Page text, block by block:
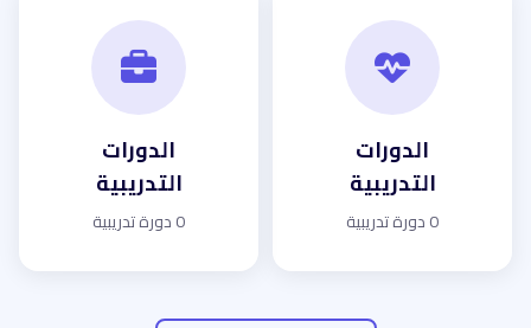
الدورات
التدريبية
0 دورة تدريبية
الدورات
التدريبية
0 دورة تدريبية